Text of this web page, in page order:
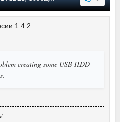
1.4.2
creating some USB HDD